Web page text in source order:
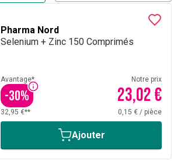
Pharma Nord
Selenium + Zinc 150 Comprimés
Avantage*
-30%
Notre prix
23,02 €
32,95 €** 0,15 € / pièce
Ajouter